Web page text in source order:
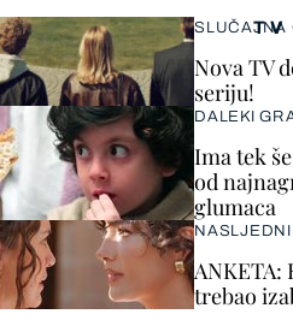
TV
SLUČAJNA
Nova TV
seriju!
DALEKI
Ima tek
od
glumaca
ANKETA:
trebao